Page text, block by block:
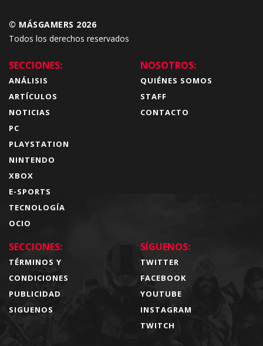
© MÁSGAMERS 2026
Todos los derechos reservados
SECCIONES:
ANÁLISIS
ARTÍCULOS
NOTICIAS
PC
PLAYSTATION
NINTENDO
XBOX
E-SPORTS
TECNOLOGÍA
OCIO
NOSOTROS:
QUIÉNES SOMOS
STAFF
CONTACTO
SECCIONES:
TÉRMINOS Y
CONDICIONES
PUBLICIDAD
SIGUENOS
SÍGUENOS:
TWITTER
FACEBOOK
YOUTUBE
INSTAGRAM
TWITCH